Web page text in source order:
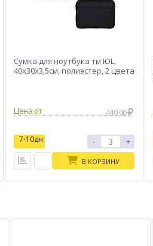
Сумка для ноутбука тм ЮL,
40х30х3,5см, полиэстер, 2 цвета
Цена от 440.00
7-10дн - +
В КОРЗИНУ